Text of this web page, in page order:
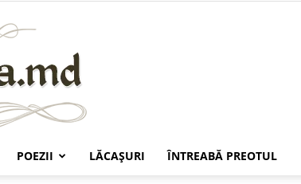
POEZII LĂCAŞURI ÎNTREABĂ PREOTUL